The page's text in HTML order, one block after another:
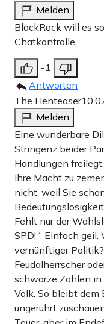
Melden
BlackRock will es
Chatkontrolle
-1
Antworten
The Henteaser
Melden
Eine wunderbare
Stringenz beider
Handlungen
Ihre Macht zu
nicht, weil Sie
Fehlt nur der
SPD! “ Einfach
vernünftiger
Feudalherrscher
schwarze Zahlen
Volk. So bleibt dem
ungerührt